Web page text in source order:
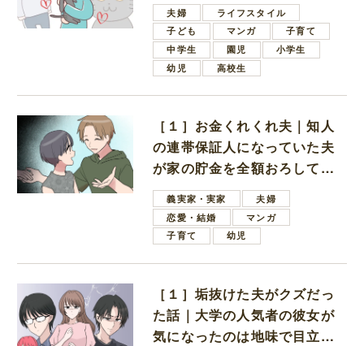
夫婦
ライフスタイル
子ども
マンガ
子育て
中学生
園児
小学生
幼児
高校生
［１］お金くれくれ夫｜知人
の連帯保証人になっていた夫
が家の貯金を全額おろしてほ
しいと言ってきた
義実家・実家
夫婦
恋愛・結婚
マンガ
子育て
幼児
［１］垢抜けた夫がクズだっ
た話｜大学の人気者の彼女が
気になったのは地味で目立た